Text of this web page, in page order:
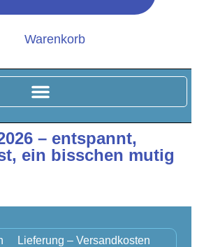
Warenkorb
– entspannt,
ein bisschen mutig
Lieferung – Versandkosten